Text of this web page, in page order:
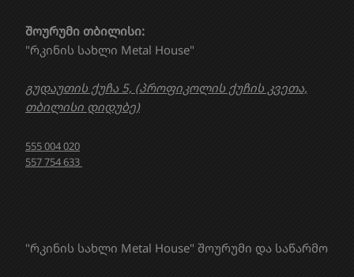
"რკინის სახლი Metal House" შოურუმი და საწარმო
შოურუმი თბილისი:
"რკინის სახლი Metal House"
გუდაუთის ქუჩა 5, (პროფიკოლის ქუჩის კვეთა,
თბილისი დიდუბე)
555 004 020
557 754 633